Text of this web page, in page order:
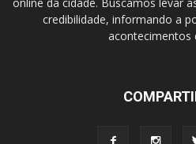
credibilidade, informando a
acontecimentos